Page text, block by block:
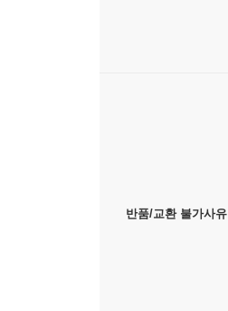
반품/교환 불가사유